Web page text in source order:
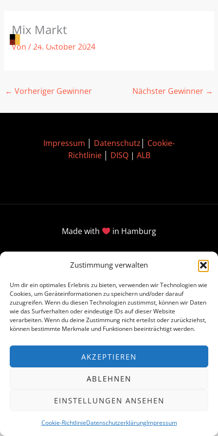
Zustimmung verwalten
Um dir ein optimales Erlebnis zu bieten, verwenden wir Technologien wie
Cookies, um Geräteinformationen zu speichern und/oder darauf
zuzugreifen. Wenn du diesen Technologien zustimmst, können wir Daten
wie das Surfverhalten oder eindeutige IDs auf dieser Website
verarbeiten. Wenn du deine Zustimmung nicht erteilst oder zurückziehst,
können bestimmte Merkmale und Funktionen beeinträchtigt werden.
AKZEPTIEREN
ABLEHNEN
EINSTELLUNGEN ANSEHEN
Cookie-RichtlinieDatenschutzerklärungImpressum
Inhalt
springen
Mix Markt
Von /24. Oktober 2024
← Vorheriger Gewinner Nächster Gewinner →
Impressum Datenschutz
Cookie-
Richtlinie│ DISQ| ALB
Made with in Hamburg